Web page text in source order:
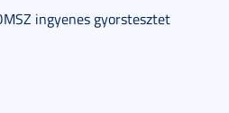
ingyenes gyorstesztet